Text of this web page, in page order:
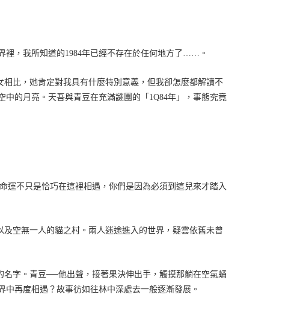
裡，我所知道的1984年已經不存在於任何地方了……。
比，她肯定對我具有什麼特別意義，但我卻怎麼都解讀不
的月亮。天吾與青豆在充滿謎團的「1Q84年」，事態究竟
不只是恰巧在這裡相遇，你們是因為必須到這兒來才踏入
空無一人的貓之村。兩人迷途進入的世界，疑雲依舊未曾
字。青豆──他出聲，接著果決伸出手，觸摸那躺在空氣蛹
再度相遇？故事彷如往林中深處去一般逐漸發展。